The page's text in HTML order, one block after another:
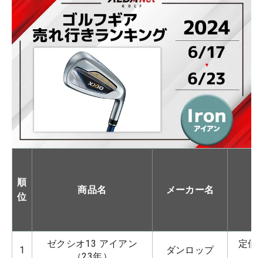
順
位
商品名 メーカー名
1
ゼクシオ13 アイアン
ダンロップ
定価